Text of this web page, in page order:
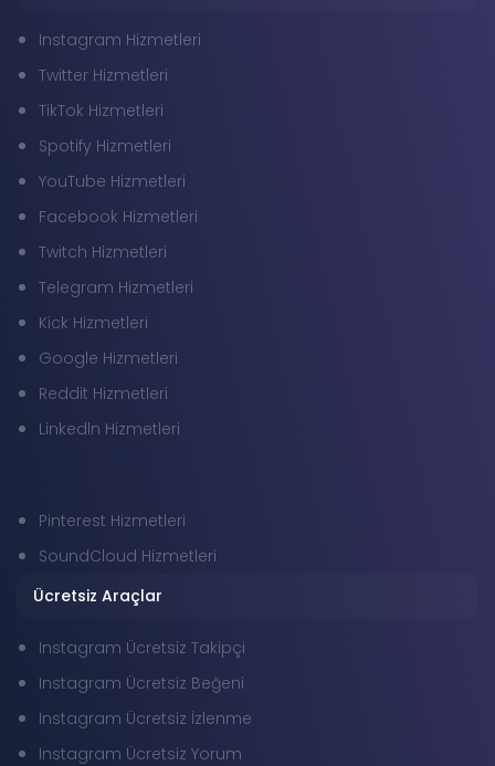
Instagram Hizmetleri
Twitter Hizmetleri
TikTok Hizmetleri
Spotify Hizmetleri
YouTube Hizmetleri
Facebook Hizmetleri
Twitch Hizmetleri
Telegram Hizmetleri
Kick Hizmetleri
Google Hizmetleri
Reddit Hizmetleri
Linkedln Hizmetleri
Pinterest Hizmetleri
SoundCloud Hizmetleri
Ücretsiz Araçlar
Instagram Ücretsiz Takipçi
Instagram Ücretsiz Beğeni
Instagram Ücretsiz İzlenme
Instagram Ücretsiz Yorum